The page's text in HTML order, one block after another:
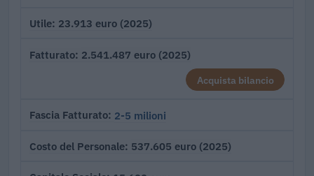
Utile 23.913 euro (2025)
Fatturato 2.541.487 euro (2025)
Acquista bilancio
Fascia Fatturato 2-5 milioni
Costo del Personale 537.605 euro (2025)